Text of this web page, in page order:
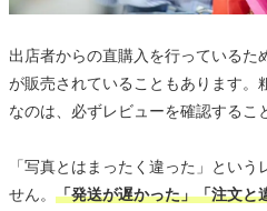
出店者からの直購入を行っているた
が販売されていることもあります。
なのは、必ずレビューを確認するこ
「写真とはまったく違った」とい
せん。 「発送が遅かった」「注文と